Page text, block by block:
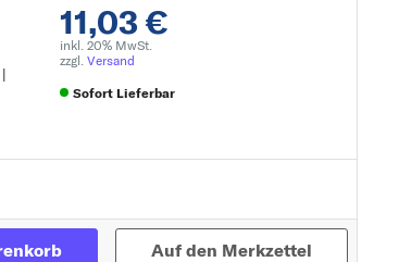
11,03 €
inkl. 20% MwSt.
zzgl. Versand
Sofort Lieferbar
Auf den Merkzettel